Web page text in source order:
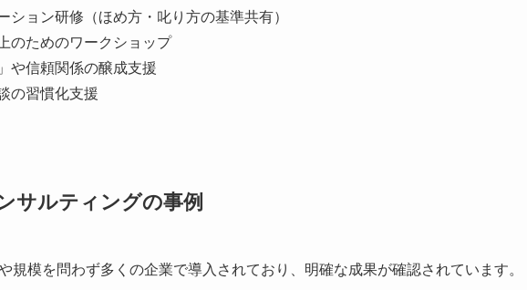
ション研修（ほめ方・叱り方の基準共有）
のためのワークショップ
や信頼関係の醸成支援
の習慣化支援
サルティングの事例
規模を問わず多くの企業で導入されており、明確な成果が確認されています。